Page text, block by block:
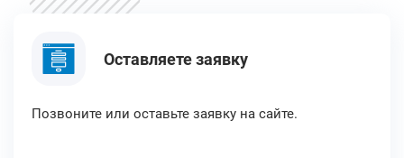
Оставляете заявку
Позвоните или оставьте заявку на сайте.